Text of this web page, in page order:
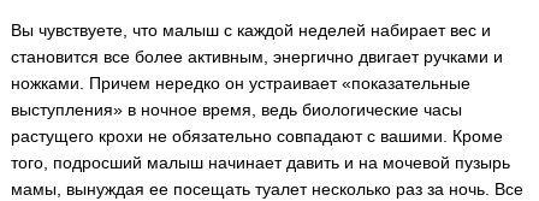
Вы чувствуете, что малыш с каждой неделей набирает вес и
становится все более активным, энергично двигает ручками и
ножками. Причем нередко он устраивает «показательные
выступления» в ночное время, ведь биологические часы
растущего крохи не обязательно совпадают с вашими. Кроме
того, подросший малыш начинает давить и на мочевой пузырь
мамы, вынуждая ее посещать туалет несколько раз за ночь. Все